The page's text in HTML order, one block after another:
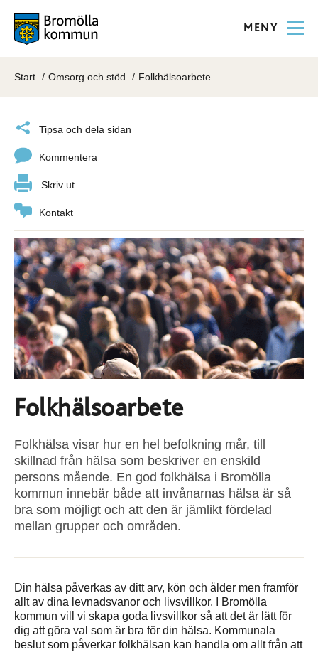
MENY
Start Omsorg och stöd Folkhälsoarbete
Tipsa och dela sidan
Kommentera
Skriv ut
Kontakt
Folkhälsoarbete
Folkhälsa visar hur en hel befolkning mår, till
skillnad från hälsa som beskriver en enskild
persons mående. En god folkhälsa i Bromölla
kommun innebär både att invånarnas hälsa är så
bra som möjligt och att den är jämlikt fördelad
mellan grupper och områden.
Din hälsa påverkas av ditt arv, kön och ålder men framför
allt av dina levnadsvanor och livsvillkor. I Bromölla
kommun vill vi skapa goda livsvillkor så att det är lätt för
dig att göra val som är bra för din hälsa. Kommunala
beslut som påverkar folkhälsan kan handla om allt från att